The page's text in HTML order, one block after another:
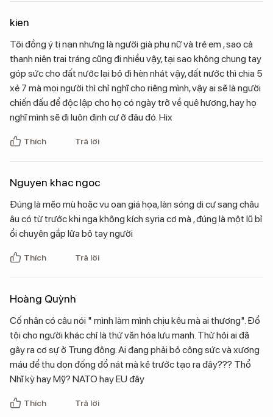
kien
Tôi đồng ý tị nạn nhưng là người già phụ nữ và trẻ em , sao cả
thanh niên trai tráng cũng đi nhiều vậy, tại sao không chung tay
góp sức cho đất nước lại bỏ đi hèn nhát vậy, đất nước thì chia 5
xẻ 7 mà mọi người thì chỉ nghĩ cho riêng mình, vậy ai sẽ là người
chiến đấu để độc lập cho họ có ngày trở về quê hương, hay họ
nghĩ mình sẽ đi luôn định cư ở đâu đó. Hix
Thích Trả lời
Nguyen khac ngoc
Đúng là mẽo mù hoặc vu oan giá họa, làn sóng di cư sang châu
âu có từ trước khi nga không kích syria cơ mà , đúng là một lũ bỉ
ổi chuyên gắp lửa bỏ tay người
Thích Trả lời
Hoàng Quỳnh
Cố nhân có câu nói " mình làm mình chịu kêu mà ai thương". Đổ
tội cho người khác chỉ là thứ văn hóa lưu manh. Thử hỏi ai đã
gây ra cơ sự ở Trung đông. Ai đang phải bỏ công sức và xương
máu để thu dọn đống đổ nát mà kẻ trước tạo ra đây??? Thổ
Nhĩ kỳ hay Mỹ? NATO hay EU đây
Thích Trả lời